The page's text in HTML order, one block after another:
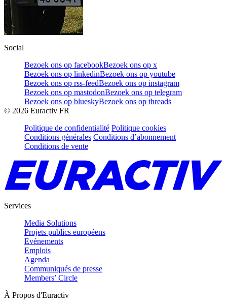
Social
Bezoek ons op facebookBezoek ons op x
Bezoek ons op linkedinBezoek ons op youtube
Bezoek ons op rss-feedBezoek ons op instagram
Bezoek ons op mastodonBezoek ons op telegram
Bezoek ons op blueskyBezoek ons op threads
© 2026 Euractiv FR
Politique de confidentialité Politique cookies
Conditions générales Conditions d’abonnement
Conditions de vente
Services
Media Solutions
Projets publics européens
Evénements
Emplois
Agenda
Communiqués de presse
Members’ Circle
À Propos d'Euractiv